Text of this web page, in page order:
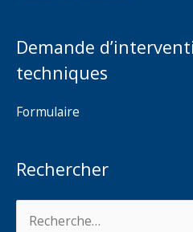
Demande
techniques
Formulaire
Rechercher